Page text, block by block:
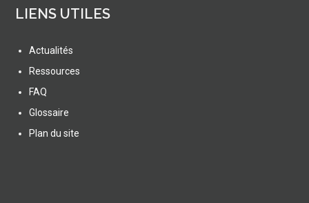
LIENS UTILES
Actualités
Ressources
FAQ
Glossaire
Plan du site